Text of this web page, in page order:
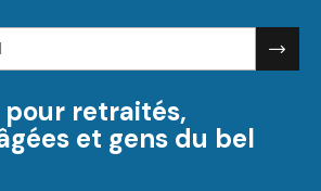
pour retraités,
et gens du bel